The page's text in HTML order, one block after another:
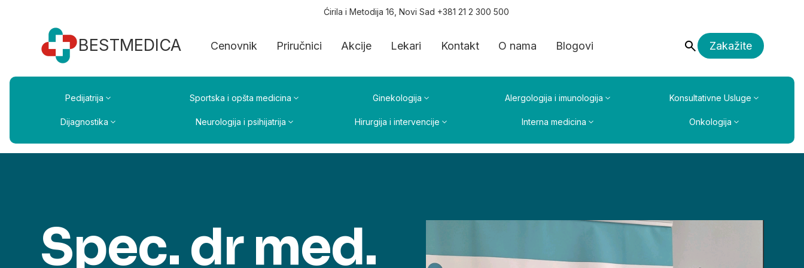
Ćirila i Metodija 16, Novi Sad +381 21 2 300 500
BESTMEDICA Cenovnik Priručnici Akcije Lekari Kontakt O nama Blogovi Zakažite
Pedijatrija Sportska i opšta medicina Ginekologija Alergologija i imunologija Konsultativne Usluge
Dijagnostika Neurologija i psihijatrija Hirurgija i intervencije Interna medicina Onkologija
Spec. dr med.